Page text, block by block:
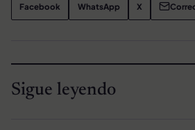
Facebook WhatsApp X
Sigue leyendo